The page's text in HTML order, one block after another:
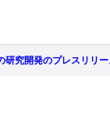
研究開発のプレスリリ